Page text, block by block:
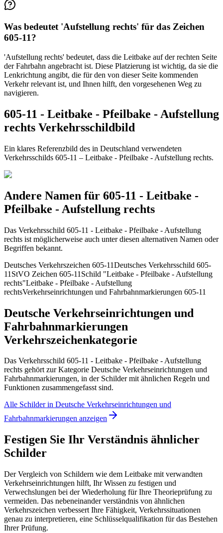
Was bedeutet 'Aufstellung rechts' für das Zeichen
605-11?
'Aufstellung rechts' bedeutet, dass die Leitbake auf der rechten Seite
der Fahrbahn angebracht ist. Diese Platzierung ist wichtig, da sie die
Lenkrichtung angibt, die für den von dieser Seite kommenden
Verkehr relevant ist, und Ihnen hilft, den vorgesehenen Weg zu
navigieren.
605-11 - Leitbake - Pfeilbake - Aufstellung
rechts Verkehrsschildbild
Ein klares Referenzbild des in Deutschland verwendeten
Verkehrsschilds 605-11 – Leitbake - Pfeilbake - Aufstellung rechts.
Andere Namen für 605-11 - Leitbake -
Pfeilbake - Aufstellung rechts
Das Verkehrsschild 605-11 - Leitbake - Pfeilbake - Aufstellung
rechts ist möglicherweise auch unter diesen alternativen Namen oder
Begriffen bekannt.
Deutsches Verkehrszeichen 605-11Deutsches Verkehrsschild 605-
11 StVO Zeichen 605-11 Schild "Leitbake - Pfeilbake - Aufstellung
rechts"Leitbake - Pfeilbake - Aufstellung
rechtsVerkehrseinrichtungen und Fahrbahnmarkierungen 605-11
Deutsche Verkehrseinrichtungen und
Fahrbahnmarkierungen
Verkehrszeichenkategorie
Das Verkehrsschild 605-11 - Leitbake - Pfeilbake - Aufstellung
rechts gehört zur Kategorie Deutsche Verkehrseinrichtungen und
Fahrbahnmarkierungen, in der Schilder mit ähnlichen Regeln und
Funktionen zusammengefasst sind.
Alle Schilder in Deutsche Verkehrseinrichtungen und
Fahrbahnmarkierungen anzeigen
Festigen Sie Ihr Verständnis ähnlicher
Schilder
Der Vergleich von Schildern wie dem Leitbake mit verwandten
Verkehrseinrichtungen hilft, Ihr Wissen zu festigen und
Verwechslungen bei der Wiederholung für Ihre Theorieprüfung zu
vermeiden. Das nebeneinander verständnis von ähnlichen
Verkehrszeichen verbessert Ihre Fähigkeit, Verkehrssituationen
genau zu interpretieren, eine Schlüsselqualifikation für das Bestehen
Ihrer Prüfung.